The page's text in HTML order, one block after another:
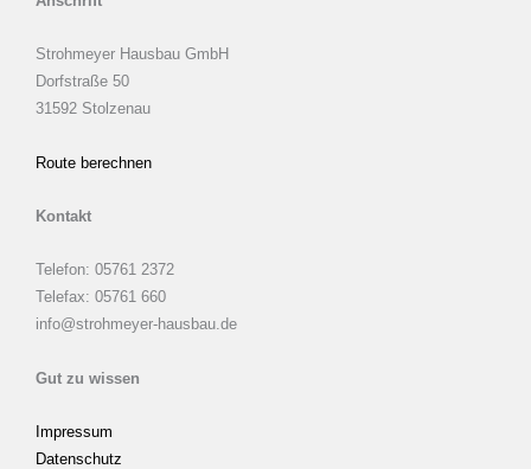
Strohmeyer Hausbau GmbH
Dorfstraße 50
31592 Stolzenau
Route berechnen
Kontakt
Telefon: 05761 2372
Telefax: 05761 660
info@strohmeyer-hausbau.de
Gut zu wissen
Impressum
Datenschutz